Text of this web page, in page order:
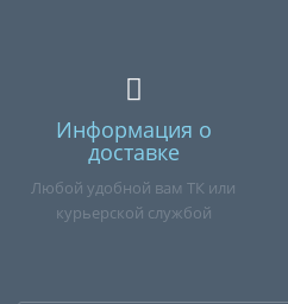
Информация о
доставке
Любой удобной вам ТК или
курьерской службой